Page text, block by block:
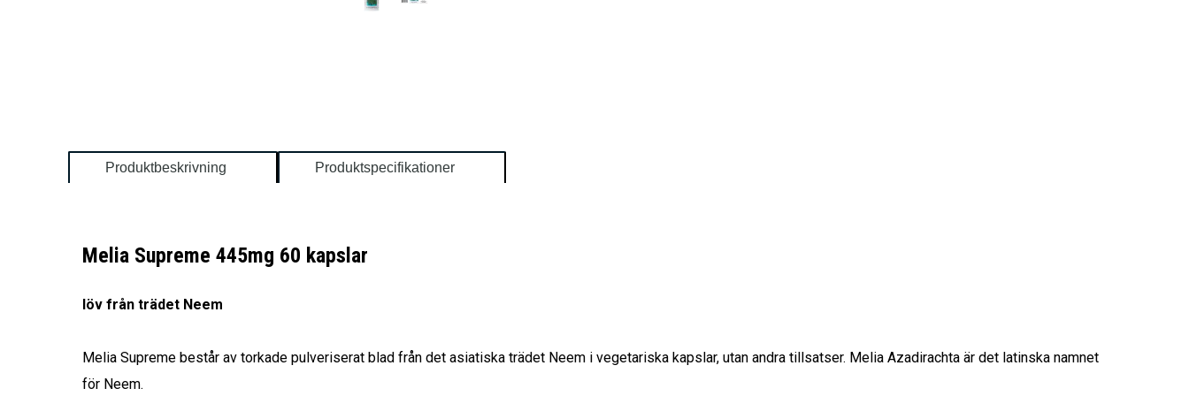
Produktbeskrivning Produktspecifikationer
Melia Supreme 445mg 60 kapslar
löv från trädet Neem
Melia Supreme består av torkade pulveriserat blad från det asiatiska trädet Neem i vegetariska kapslar, utan andra tillsatser. Melia Azadirachta är det latinska namnet
för Neem.